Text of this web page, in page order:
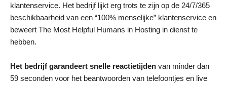
klantenservice. Het bedrijf lijkt erg trots te zijn op de 24/7/365
beschikbaarheid van een “100% menselijke” klantenservice en
beweert The Most Helpful Humans in Hosting in dienst te
hebben.
Het bedrijf garandeert snelle reactietijden van minder dan
59 seconden voor het beantwoorden van telefoontjes en live